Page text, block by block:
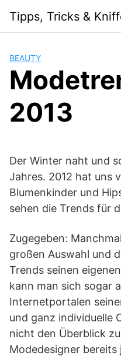
content
Tipps, Tricks &
BEAUTY
2013
Der Winter naht und
Jahres. 2012 hat uns
Blumenkinder und
sehen die Trends für
Zugegeben:
großen Auswahl und
Trends seinen
kann man sich sogar
Internetportalen
und ganz individuelle
nicht den Überblick
Modedesigner